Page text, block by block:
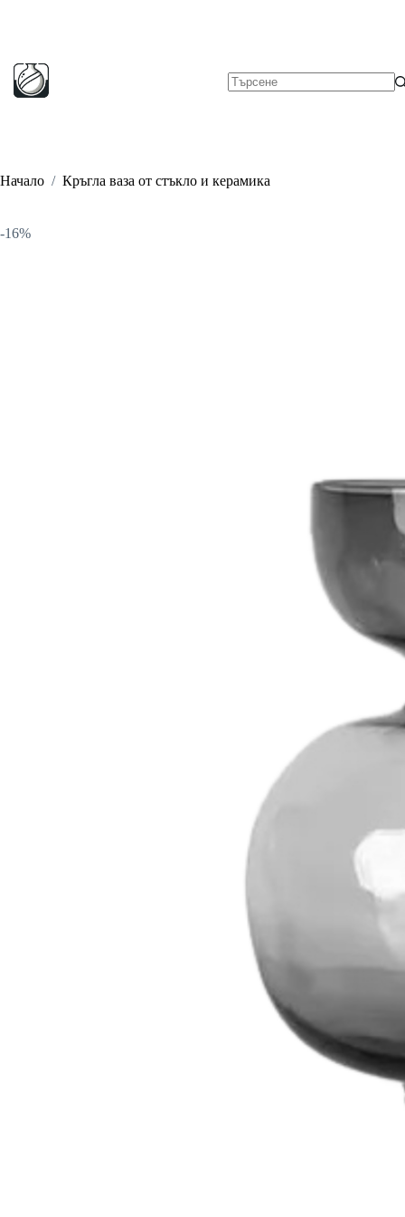
Начало / Кръгла ваза от стъкло и керамика
-16%